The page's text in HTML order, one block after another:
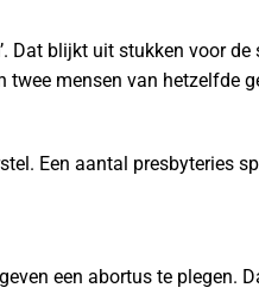
Dat blijkt uit stukken voor
mensen van hetzelfde
Een aantal presbyteries
een abortus te plegen.